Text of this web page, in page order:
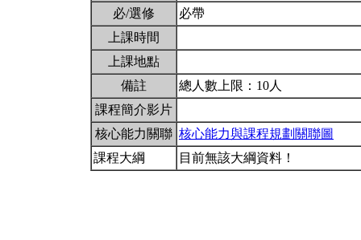
必/選修
必帶
上課時間
上課地點
備註
總人數上限：10人
課程簡介影片
核心能力關聯 核心能力與課程規劃關聯圖
課程大綱
目前無該大綱資料！